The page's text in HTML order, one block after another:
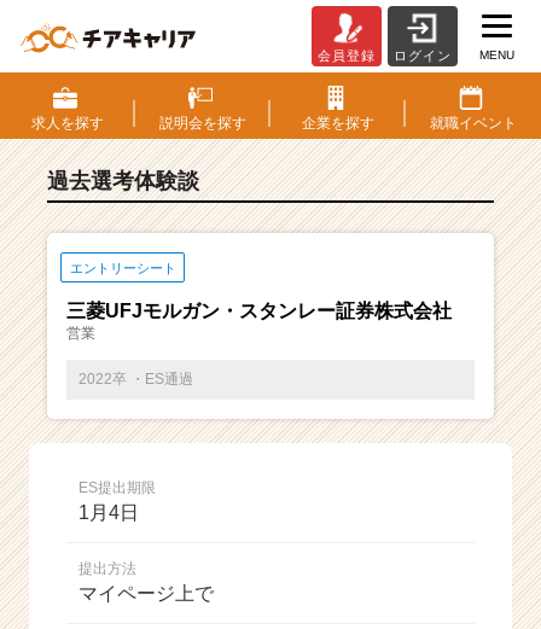
S・
選
考
験
ベ
ー・
成
ス
会員登録 ログイン MENU
求人を探す 説明会を探す 企業を探す 就職イベント
過去選考体験談
エントリーシート
三菱UFJモルガン・スタンレー証券株式会社
営業
2022卒 ・ES通過
ES提出期限
1月4日
提出方法
マイページ上で